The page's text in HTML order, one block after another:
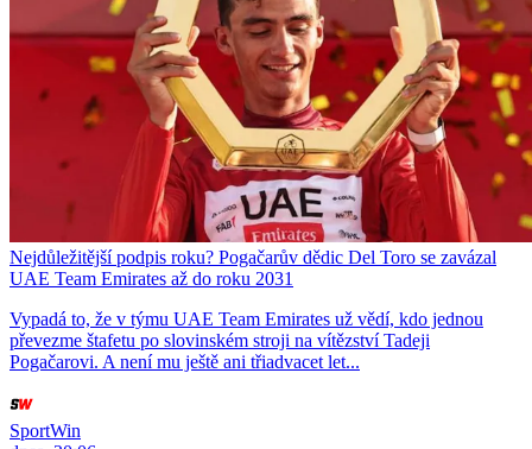
Nejdůležitější podpis roku? Pogačarův dědic Del Toro se zavázal
UAE Team Emirates až do roku 2031
Vypadá to, že v týmu UAE Team Emirates už vědí, kdo jednou
převezme štafetu po slovinském stroji na vítězství Tadeji
Pogačarovi. A není mu ještě ani třiadvacet let...
SportWin